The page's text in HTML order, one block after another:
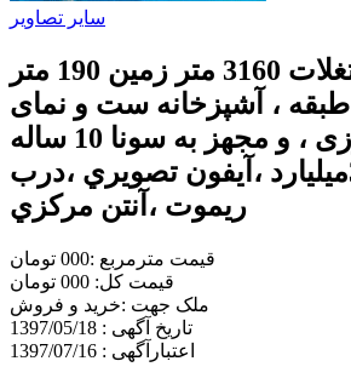
سایر تصاویر
خرید خانه مستغلات 3160 متر زمین 190 متر
زیربنا در 5 طبقه ، آشپزخانه ست و نمای
سنگ جکوزی ، و مجهز به سونا 10 ساله
قيمت 380ميليارد ،آيفون تصويري ،درب
ريموت ،آنتن مركزي
قیمت مترمربع :000 تومان
قیمت کل: 000 تومان
ملک جهت :خريد و فروش
تاریخ آگهی : 1397/05/18
اعتبارآگهی : 1397/07/16